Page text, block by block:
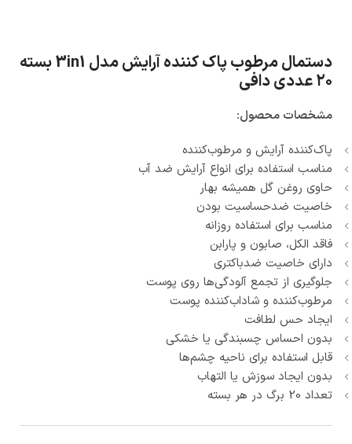
دستمال مرطوب پاک کننده آرایش مدل 3in1 بسته
۲۰ عددی دافی
مشخصات محصول:
پاک‌کننده آرایش و مرطوب‌کننده
مناسب استفاده برای انواع آرایش ضد آب
حاوی روغن گل همیشه بهار
خاصیت ضدحساسیت بودن
مناسب برای استفاده روزانه
فاقد الکل، صابون و پارابن
دارای خاصیت ضدباکتری
جلوگیری از تجمع آلودگی‌ها روی پوست
مرطوب‌کننده و شاداب‌کننده پوست
ایجاد حس لطافت
بدون احساس چسبندگی یا خشکی
قابل استفاده برای ناحیه چشم‌ها
بدون ایجاد سوزش یا التهاب
تعداد 20 برگ در هر بسته